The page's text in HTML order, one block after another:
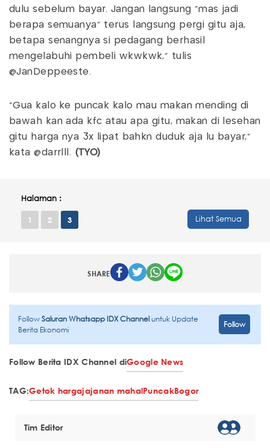
dulu sebelum bayar. Jangan langsung "mas jadi
berapa semuanya" terus langsung pergi gitu aja,
betapa senangnya si pedagang berhasil
mengelabuhi pembeli wkwkwk," tulis
@JanDeppeeste.
"Gua kalo ke puncak kalo mau makan mending di
bawah kan ada kfc atau apa gitu, makan di lesehan
gitu harga nya 3x lipat bahkn duduk aja lu bayar,"
kata @darrlll. (TYO)
Halaman :
1 2 3 Lihat Semua
SHARE
FollowSaluran Whatsapp IDX Channeluntuk Update
Berita Ekonomi
Follow
Follow Berita IDX Channel diGoogle News
TAG:Getok hargajajanan mahalPuncakBogor
Tim Editor